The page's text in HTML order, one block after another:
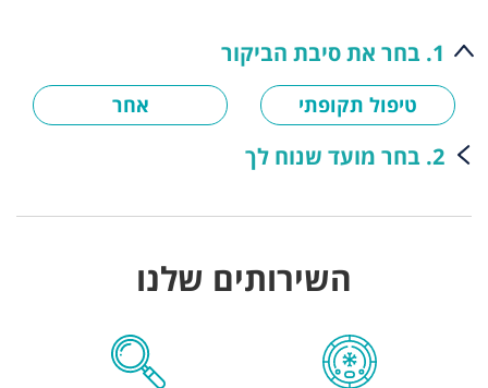
1. בחר את סיבת הביקור
טיפול תקופתי אחר
2. בחר מועד שנוח לך
השירותים שלנו